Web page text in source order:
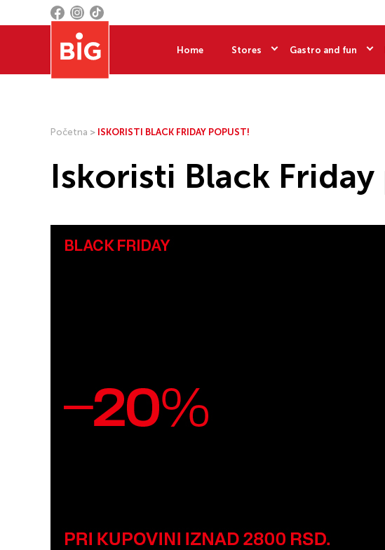
Home Stores Gastro and fun
Početna > ISKORISTI BLACK FRIDAY POPUST!
Iskoristi Black